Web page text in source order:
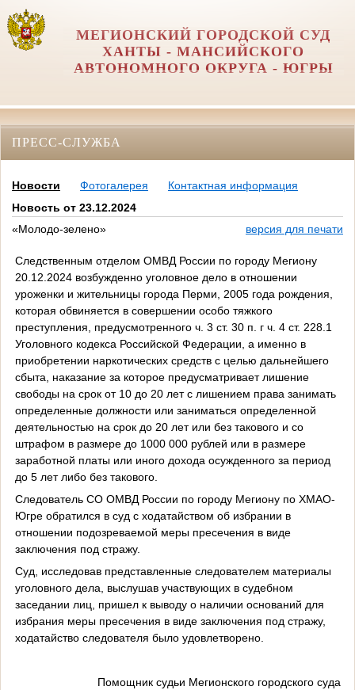
МЕГИОНСКИЙ ГОРОДСКОЙ СУД
ХАНТЫ - МАНСИЙСКОГО
АВТОНОМНОГО ОКРУГА - ЮГРЫ
ПРЕСС-СЛУЖБА
Новости Фотогалерея
Контактная информация
Новость от 23.12.2024
«Молодо-зелено»
версия для печати
Следственным отделом ОМВД России по городу Мегиону
20.12.2024 возбужденно уголовное дело в отношении
уроженки и жительницы города Перми, 2005 года рождения,
которая обвиняется в совершении особо тяжкого
преступления, предусмотренного ч. 3 ст. 30 п. г ч. 4 ст. 228.1
Уголовного кодекса Российской Федерации, а именно в
приобретении наркотических средств с целью дальнейшего
сбыта, наказание за которое предусматривает лишение
свободы на срок от 10 до 20 лет с лишением права занимать
определенные должности или заниматься определенной
деятельностью на срок до 20 лет или без такового и со
штрафом в размере до 1000 000 рублей или в размере
заработной платы или иного дохода осужденного за период
до 5 лет либо без такового.
Следователь СО ОМВД России по городу Мегиону по ХМАО-
Югре обратился в суд с ходатайством об избрании в
отношении подозреваемой меры пресечения в виде
заключения под стражу.
Суд, исследовав представленные следователем материалы
уголовного дела, выслушав участвующих в судебном
заседании лиц, пришел к выводу о наличии оснований для
избрания меры пресечения в виде заключения под стражу,
ходатайство следователя было удовлетворено.
Помощник судьи Мегионского городского суда